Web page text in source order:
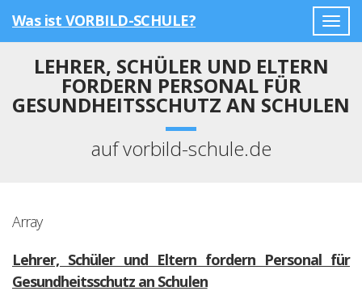
Was ist VORBILD-SCHULE?
LEHRER, SCHÜLER UND ELTERN
FORDERN PERSONAL FÜR
GESUNDHEITSSCHUTZ AN SCHULEN
auf vorbild-schule.de
Array
Lehrer, Schüler und Eltern fordern Personal für
Gesundheitsschutz an Schulen